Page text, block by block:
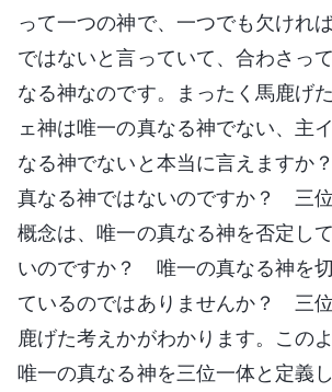
って一つの神で、一つでも欠けれ
ではないと言っていて、合わさっ
なる神なのです。まったく馬鹿げ
ェ神は唯一の真なる神でない、主
なる神でないと本当に言えます
真なる神ではないのですか？ 三
概念は、唯一の真なる神を否定し
いのですか？ 唯一の真なる神を
ているのではありませんか？ 三
鹿げた考えかがわかります。この
唯一の真なる神を三位一体と定義